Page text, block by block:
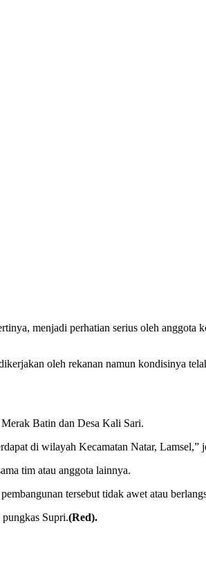
menjadi perhatian serius oleh anggota
oleh rekanan namun kondisinya
Batin dan Desa Kali Sari.
di wilayah Kecamatan Natar, Lamsel,”
tim atau anggota lainnya.
tersebut tidak awet atau
Supri.(Red).